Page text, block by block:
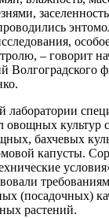
– говорит
лаборатории
овощных культур
бахчевых
капусты.
(посадочных)
растений.